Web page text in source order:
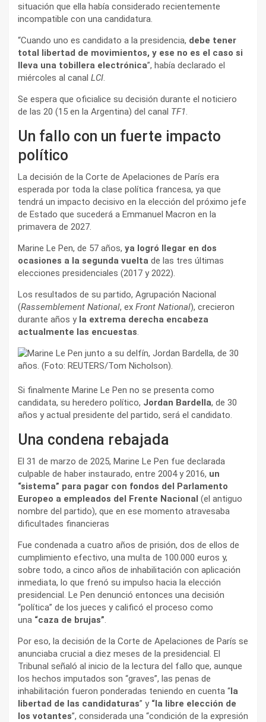
situación que ella había considerado recientemente
incompatible con una candidatura.
“Cuando uno es candidato a la presidencia, debe tener
total libertad de movimientos, y ese no es el caso si
lleva una tobillera electrónica”, había declarado el
miércoles al canal LCI.
Se espera que oficialice su decisión durante el noticiero
de las 20 (15 en la Argentina) del canal TF1.
Un fallo con un fuerte impacto
político
La decisión de la Corte de Apelaciones de París era
esperada por toda la clase política francesa, ya que
tendrá un impacto decisivo en la elección del próximo jefe
de Estado que sucederá a Emmanuel Macron en la
primavera de 2027.
Marine Le Pen, de 57 años, ya logró llegar en dos
ocasiones a la segunda vuelta de las tres últimas
elecciones presidenciales (2017 y 2022).
Los resultados de su partido, Agrupación Nacional
(Rassemblement National, ex Front National), crecieron
durante años y la extrema derecha encabeza
actualmente las encuestas.
Si finalmente Marine Le Pen no se presenta como
candidata, su heredero político, Jordan Bardella, de 30
años y actual presidente del partido, será el candidato.
Una condena rebajada
El 31 de marzo de 2025, Marine Le Pen fue declarada
culpable de haber instaurado, entre 2004 y 2016, un
“sistema” para pagar con fondos del Parlamento
Europeo a empleados del Frente Nacional (el antiguo
nombre del partido), que en ese momento atravesaba
dificultades financieras
Fue condenada a cuatro años de prisión, dos de ellos de
cumplimiento efectivo, una multa de 100.000 euros y,
sobre todo, a cinco años de inhabilitación con aplicación
inmediata, lo que frenó su impulso hacia la elección
presidencial. Le Pen denunció entonces una decisión
“política” de los jueces y calificó el proceso como
una “caza de brujas”.
Por eso, la decisión de la Corte de Apelaciones de París se
anunciaba crucial a diez meses de la presidencial. El
Tribunal señaló al inicio de la lectura del fallo que, aunque
los hechos imputados son “graves”, las penas de
inhabilitación fueron ponderadas teniendo en cuenta “la
libertad de las candidaturas” y “la libre elección de
los votantes”, considerada una “condición de la expresión